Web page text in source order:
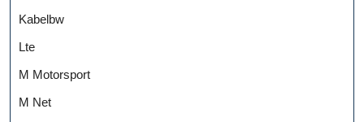
Kabelbw
Lte
M Motorsport
M Net